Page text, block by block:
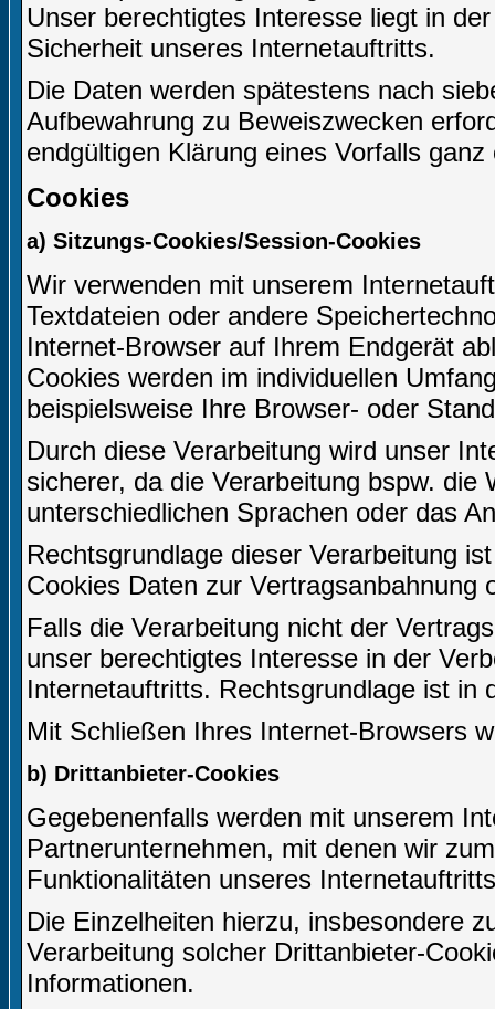
Unser berechtigtes Interesse liegt in
Sicherheit unseres Internetauftritts.
Die Daten werden spätestens nach
Aufbewahrung zu Beweiszwecken
endgültigen Klärung eines Vorfalls
Cookies
a) Sitzungs-Cookies/Session-Cookies
Wir verwenden mit unserem
Textdateien oder andere
Internet-Browser auf Ihrem Endgerät
Cookies werden im individuellen
beispielsweise Ihre Browser- oder
Durch diese Verarbeitung wird unser
sicherer, da die Verarbeitung bspw.
unterschiedlichen Sprachen oder das
Rechtsgrundlage dieser Verarbeitung
Cookies Daten zur Vertragsanbahnung
Falls die Verarbeitung nicht der
unser berechtigtes Interesse in der
Internetauftritts. Rechtsgrundlage ist in
Mit Schließen Ihres Internet-Browsers
b) Drittanbieter-Cookies
Gegebenenfalls werden mit unserem
Partnerunternehmen, mit denen wir
Funktionalitäten unseres
Die Einzelheiten hierzu, insbesondere
Verarbeitung solcher Drittanbieter-
Informationen.